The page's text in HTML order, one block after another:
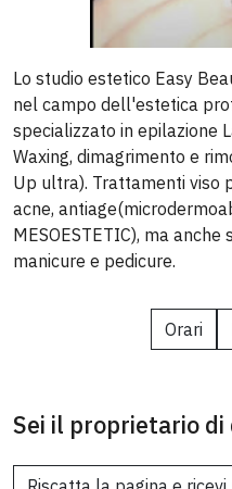
Lo studio estetico Easy
nel campo dell'estetica
specializzato in epilazione
Waxing, dimagrimento e
Up ultra). Trattamenti viso
acne,
MESOESTETIC), ma
manicure e pedicure.
Orari
Sei il proprietario